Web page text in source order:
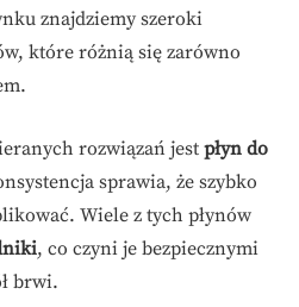
znajdziemy szeroki
które różnią się zarówno
rozwiązań jest płyn do
sprawia, że szybko
Wiele z tych płynów
, co czyni je bezpiecznymi
brwi.